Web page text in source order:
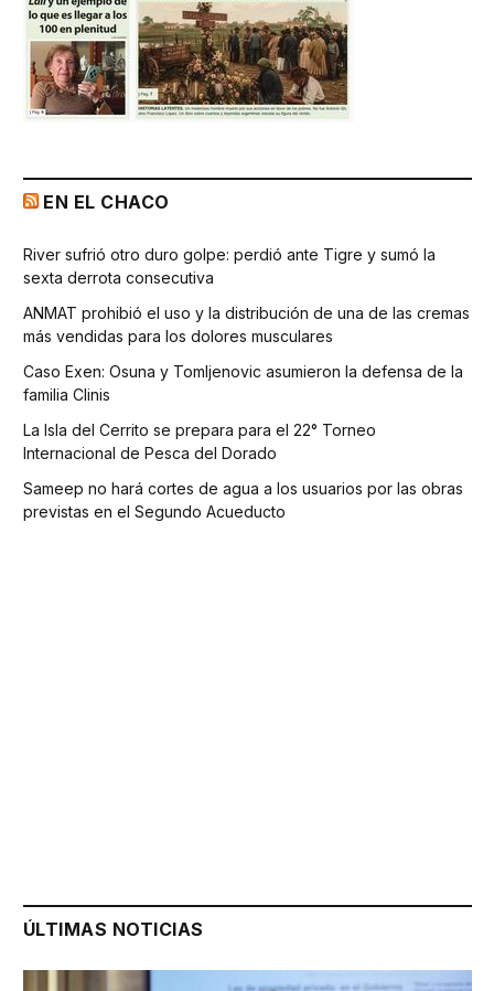
EN EL CHACO
River sufrió otro duro golpe: perdió ante Tigre y sumó la
sexta derrota consecutiva
ANMAT prohibió el uso y la distribución de una de las cremas
más vendidas para los dolores musculares
Caso Exen: Osuna y Tomljenovic asumieron la defensa de la
familia Clinis
La Isla del Cerrito se prepara para el 22° Torneo
Internacional de Pesca del Dorado
Sameep no hará cortes de agua a los usuarios por las obras
previstas en el Segundo Acueducto
ÚLTIMAS NOTICIAS